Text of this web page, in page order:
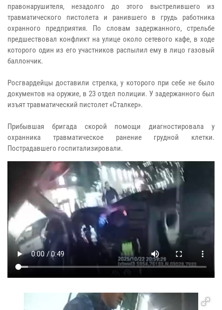
правонарушителя, незадолго до этого выстрелившего из
травматического пистолета и ранившего в грудь работника
охранного предприятия. По словам задержанного, стрельбе
предшествовал конфликт на улице около сетевого кафе, в ходе
которого один из его участников распылил ему в лицо газовый
баллончик.
Росгвардейцы доставили стрелка, у которого при себе не было
документов на оружие, в 23 отдел полиции. У задержанного был
изъят травматический пистолет «Сталкер».
Прибывшая бригада скорой помощи диагностировала у
охранника травматическое ранение грудной клетки.
Пострадавшего госпитализировали.